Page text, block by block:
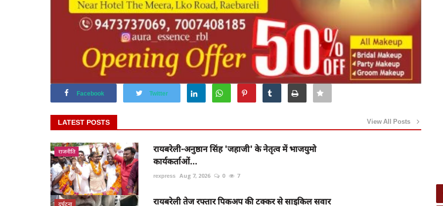
Facebook Twitter
LATEST POSTS View All Posts
राजनीति
रायबरेली-अनुष्ठान सिंह 'जहाजी' के नेतृत्व में भाजयुमो
कार्यकर्ताओं...
rexpress Aug 7, 2026 0 7
दुर्घटना रायबरेली तेज रफ्तार पिकअप की टक्कर से साइकिल सवार